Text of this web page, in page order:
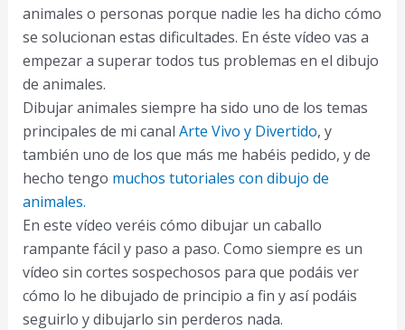
animales o personas porque nadie les ha dicho cómo
se solucionan estas dificultades. En éste vídeo vas a
empezar a superar todos tus problemas en el dibujo
de animales.
Dibujar animales siempre ha sido uno de los temas
principales de mi canal Arte Vivo y Divertido, y
también uno de los que más me habéis pedido, y de
hecho tengo muchos tutoriales con dibujo de
animales.
En este vídeo veréis cómo dibujar un caballo
rampante fácil y paso a paso. Como siempre es un
vídeo sin cortes sospechosos para que podáis ver
cómo lo he dibujado de principio a fin y así podáis
seguirlo y dibujarlo sin perderos nada.